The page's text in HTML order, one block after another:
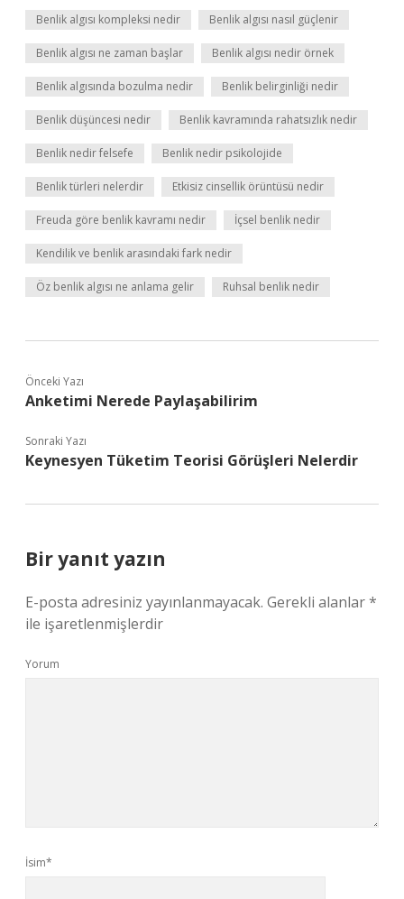
Benlik algısı kompleksi nedir Benlik algısı nasıl güçlenir
Benlik algısı ne zaman başlar Benlik algısı nedir örnek
Benlik algısında bozulma nedir Benlik belirginliği nedir
Benlik düşüncesi nedir Benlik kavramında rahatsızlık nedir
Benlik nedir felsefe Benlik nedir psikolojide
Benlik türleri nelerdir Etkisiz cinsellik örüntüsü nedir
Freuda göre benlik kavramı nedir İçsel benlik nedir
Kendilik ve benlik arasındaki fark nedir
Öz benlik algısı ne anlama gelir Ruhsal benlik nedir
Önceki Yazı
Anketimi Nerede Paylaşabilirim
Sonraki Yazı
Keynesyen Tüketim Teorisi Görüşleri Nelerdir
Bir yanıt yazın
E-posta adresiniz yayınlanmayacak. Gerekli alanlar*
ile işaretlenmişlerdir
Yorum
İsim*